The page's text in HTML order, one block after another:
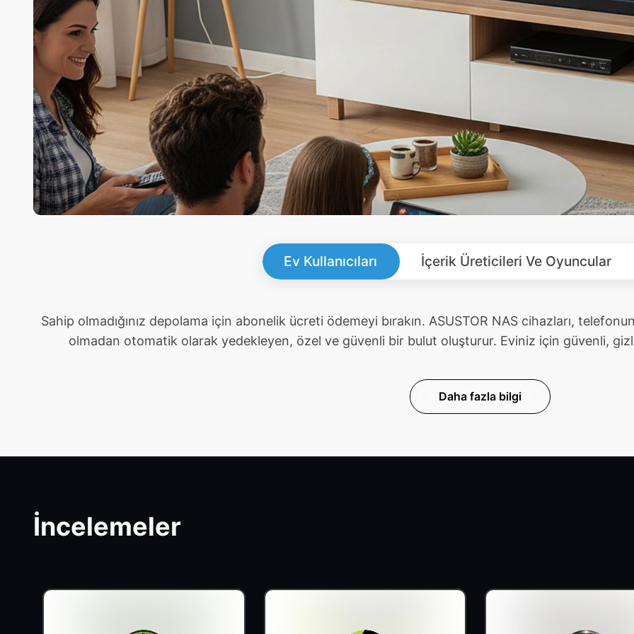
Ev Kullanıcıları İçerik Üreticileri Ve Oyuncular
Sahip olmadığınız depolama için abonelik ücreti ödemeyi bırakın. ASUSTOR NAS cihazları,
olmadan otomatik olarak yedekleyen, özel ve güvenli bir bulut oluşturur. Eviniz için güvenli,
Daha fazla bilgi
İncelemeler